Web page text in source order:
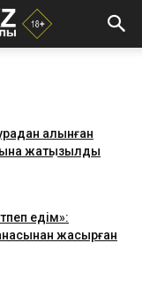
алынған
жатқызылды
едім»:
жасырған